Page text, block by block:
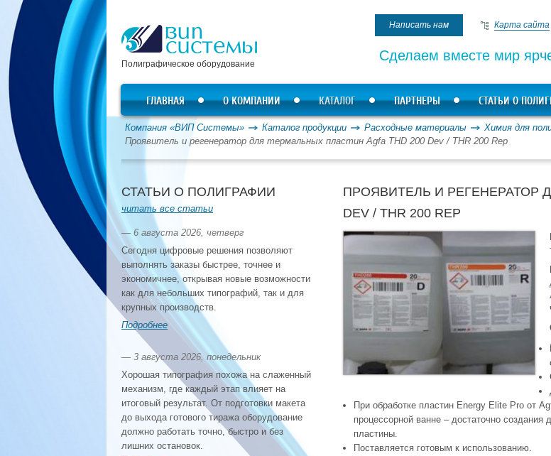
Полиграфическое оборудование
Сделаем вместе мир
Написать нам Карта сайта
ГЛАВНАЯ О КОМПАНИИ КАТАЛОГ ПАРТНЕРЫ СТАТЬИ О
Компания «ВИП Системы» Каталог продукции Расходные материалы Химия для
Проявитель и регенератор для термальных пластин Agfa THD 200 Dev / THR 200 Rep
СТАТЬИ О ПОЛИГРАФИИ
читать все статьи
— 6 августа 2026, четверг
Сегодня цифровые решения позволяют
выполнять заказы быстрее, точнее и
экономичнее, открывая новые возможности
как для небольших типографий, так и для
крупных производств.
Подробнее
— 3 августа 2026, понедельник
Хорошая типография похожа на слаженный
механизм, где каждый этап влияет на
итоговый результат. От подготовки макета
до выхода готового тиража оборудование
должно работать точно, быстро и без
лишних остановок.
ПРОЯВИТЕЛЬ И РЕГЕНЕРАТОР
DEV / THR 200 REP
При обработке пластин Energy Elite Pro от
процессорной ванне – достаточно создания
пластины.
Поставляется готовым к использованию.